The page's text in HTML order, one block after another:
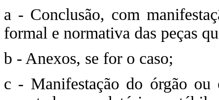
a - Conclusão, com
formal e normativa das peças
b - Anexos, se for o caso;
c - Manifestação do órgão ou